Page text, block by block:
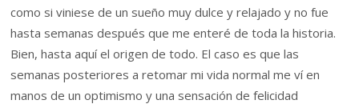
como si viniese de un sueño muy dulce y relajado y no fue
hasta semanas después que me enteré de toda la historia.
Bien, hasta aquí el origen de todo. El caso es que las
semanas posteriores a retomar mi vida normal me ví en
manos de un optimismo y una sensación de felicidad